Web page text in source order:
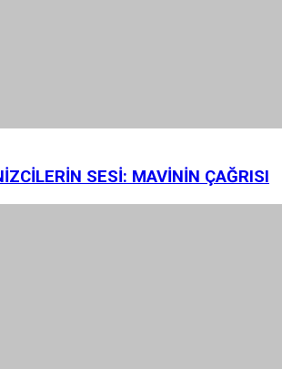
SESİ: MAVİNİN ÇAĞRISI